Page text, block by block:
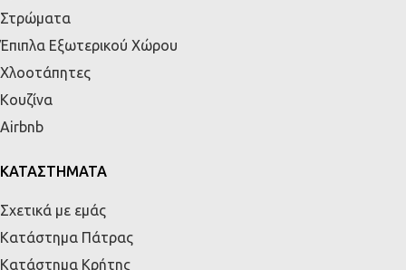
Στρώματα
Έπιπλα Εξωτερικού Χώρου
Χλοοτάπητες
Κουζίνα
Airbnb
ΚΑΤΑΣΤΗΜΑΤΑ
Σχετικά με εμάς
Κατάστημα Πάτρας
Κατάστημα Κρήτης